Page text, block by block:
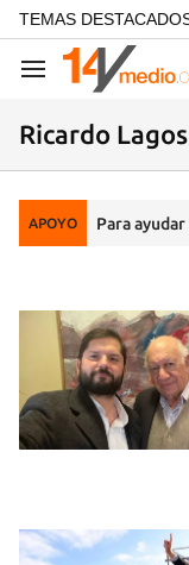
common.go-to-content
TEMAS
Navegación
Ricardo Lagos
APOYO Para